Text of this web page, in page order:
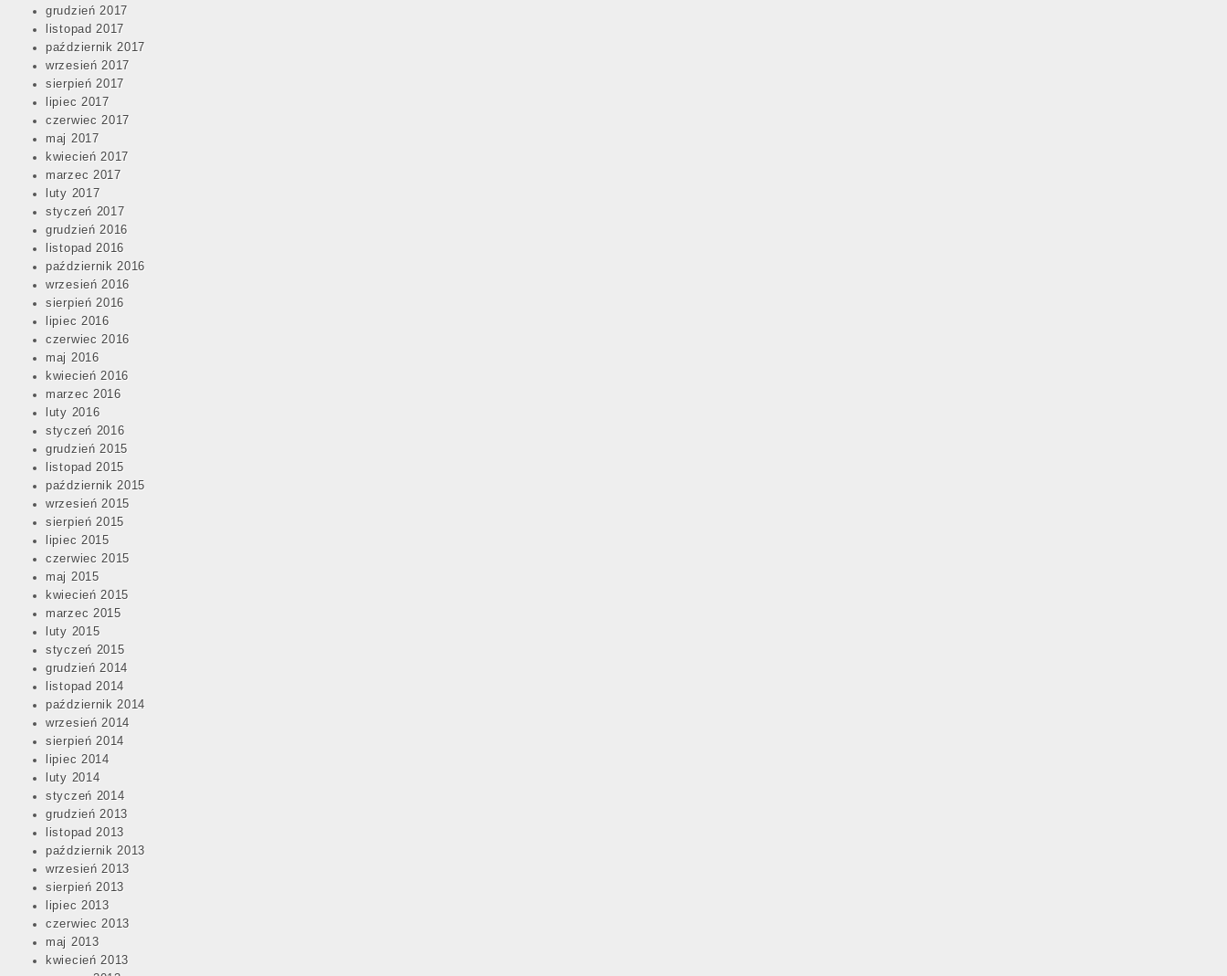
grudzień 2017
listopad 2017
październik 2017
wrzesień 2017
sierpień 2017
lipiec 2017
czerwiec 2017
maj 2017
kwiecień 2017
marzec 2017
luty 2017
styczeń 2017
grudzień 2016
listopad 2016
październik 2016
wrzesień 2016
sierpień 2016
lipiec 2016
czerwiec 2016
maj 2016
kwiecień 2016
marzec 2016
luty 2016
styczeń 2016
grudzień 2015
listopad 2015
październik 2015
wrzesień 2015
sierpień 2015
lipiec 2015
czerwiec 2015
maj 2015
kwiecień 2015
marzec 2015
luty 2015
styczeń 2015
grudzień 2014
listopad 2014
październik 2014
wrzesień 2014
sierpień 2014
lipiec 2014
luty 2014
styczeń 2014
grudzień 2013
listopad 2013
październik 2013
wrzesień 2013
sierpień 2013
lipiec 2013
czerwiec 2013
maj 2013
kwiecień 2013